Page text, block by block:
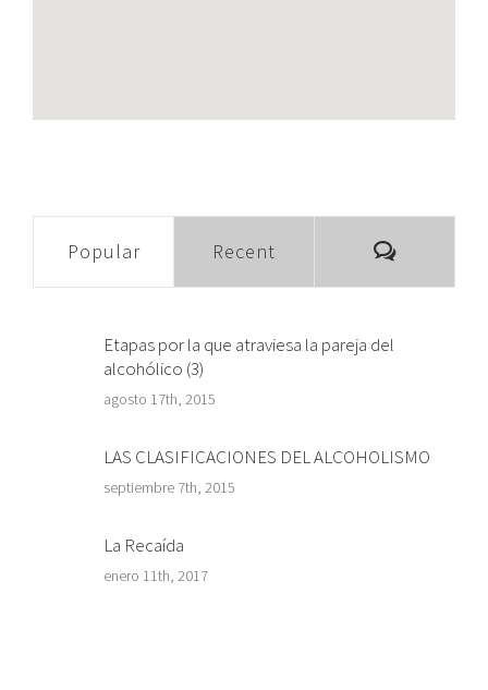
Popular Recent
Etapas por la que atraviesa la pareja del
alcohólico (3)
agosto 17th, 2015
LAS CLASIFICACIONES DEL ALCOHOLISMO
septiembre 7th, 2015
La Recaída
enero 11th, 2017